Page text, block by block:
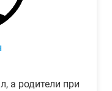
а родители при